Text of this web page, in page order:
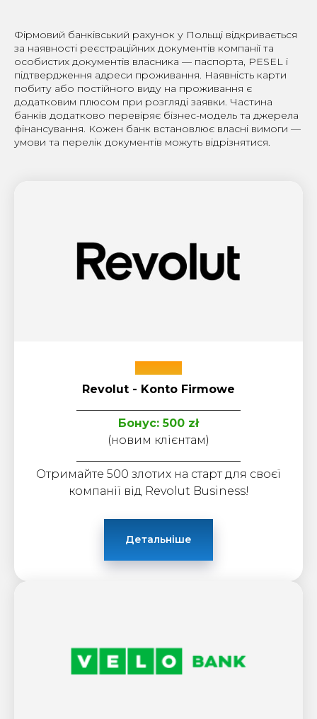
Фірмовий банківський рахунок у Польщі відкривається
за наявності реєстраційних документів компанії та
особистих документів власника — паспорта, PESEL і
підтвердження адреси проживання. Наявність карти
побиту або постійного виду на проживання є
додатковим плюсом при розгляді заявки. Частина
банків додатково перевіряє бізнес-модель та джерела
фінансування. Кожен банк встановлює власні вимоги —
умови та перелік документів можуть відрізнятися.
Revolut - Konto Firmowe
Бонус: 500 zł
(новим клієнтам)
Отримайте 500 злотих на старт для своєї
компанії від Revolut Business!
Детальніше